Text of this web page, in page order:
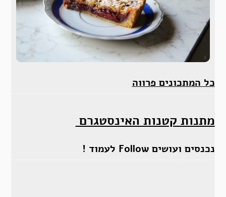
כל המתכונים פרווה
מתנות קטנות האינסטגרם
נכנסים ועושים Follow לעמוד !